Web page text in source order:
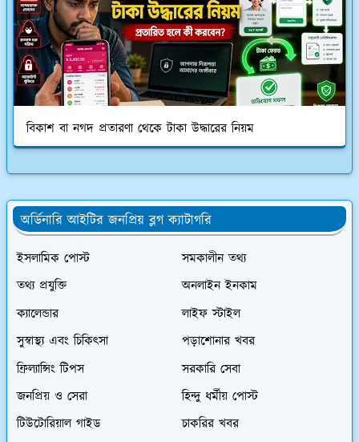
বিকাশ বা নগদ প্রতারণা থেকে টাকা উদ্ধারের নিয়ম
অর্ডিনারি আইটির জনপ্রিয় ব্লগ ক্যাটাগরি
ইসলামিক পোস্ট
সমকালীন তথ্য
তথ্য প্রযুক্তি
অনলাইন ইনকাম
ক্যালেন্ডার
লাইফ স্টাইল
সুস্বাস্থ্য এবং চিকিৎসা
পড়াশোনার খবর
ফ্রিল্যান্সিং টিপস
সরকারি সেবা
জনপ্রিয় ও সেরা
হিন্দু ধর্মীয় পোস্ট
টিউটোরিয়াল গাইড
চাকরির খবর